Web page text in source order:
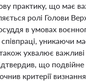
практику, що має
ролі Голови
в умовах
співпраці, уникаючи
ухвалює важливі
що
критерії